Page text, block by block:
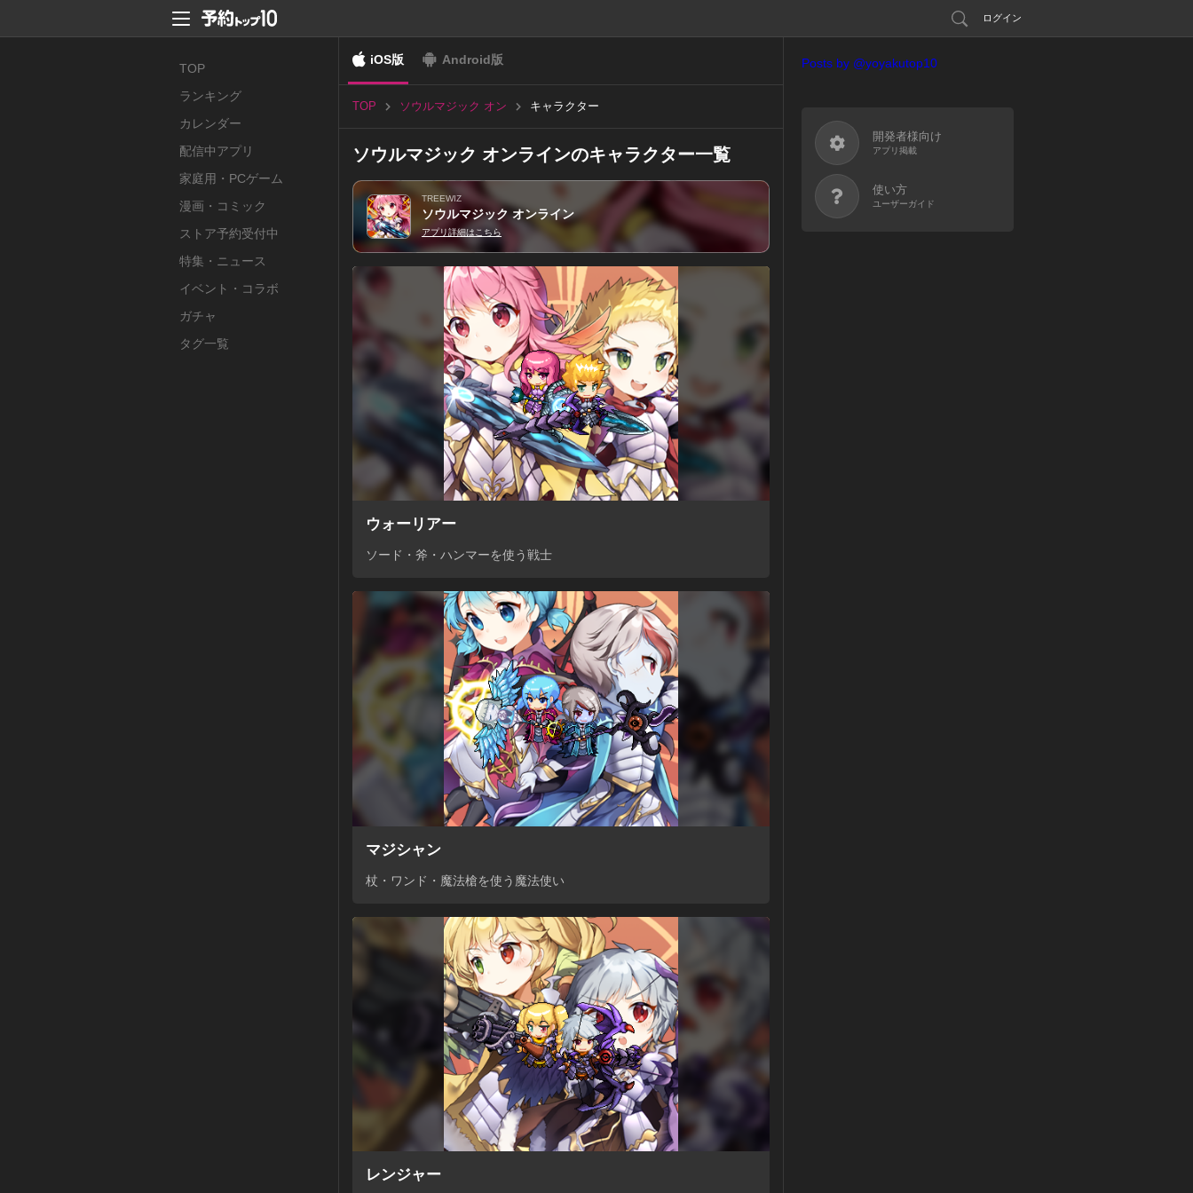
ログイン
TOP
ランキング
カレンダー
配信中アプリ
家庭用・PCゲーム
漫画・コミック
ストア予約受付中
特集・ニュース
イベント・コラボ
ガチャ
タグ一覧
iOS版 Android版
TOP
ソウルマジック オン
キャラクター
ソウルマジック オンラインのキャラクター一覧
TREEWIZ
ソウルマジック オンライン
アプリ詳細はこちら
ウォーリアー
ソード・斧・ハンマーを使う戦士
マジシャン
杖・ワンド・魔法槍を使う魔法使い
レンジャー
Posts by @yoyakutop10
開発者様向け
アプリ掲載
使い方
ユーザーガイド